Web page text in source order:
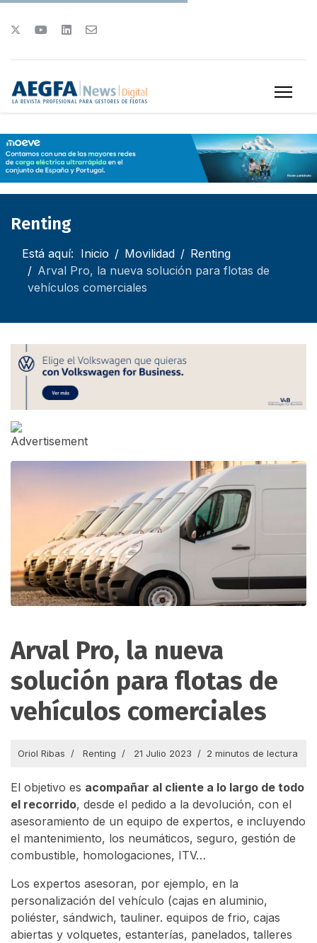
Renting
Está aquí: Inicio Movilidad
Renting
Arval Pro, la nueva solución para flotas de
vehículos comerciales
Arval Pro, la nueva
solución para flotas de
vehículos comerciales
Oriol Ribas Renting 21 Julio 2023 2 minutos de lectura
El objetivo es acompañar al cliente a lo largo de todo
el recorrido, desde el pedido a la devolución, con el
asesoramiento de un equipo de expertos, e incluyendo
el mantenimiento, los neumáticos, seguro, gestión de
combustible, homologaciones, ITV…
Los expertos asesoran, por ejemplo, en la
personalización del vehículo (cajas en aluminio,
poliéster, sándwich, tauliner. equipos de frio, cajas
abiertas y volquetes, estanterías, panelados, talleres